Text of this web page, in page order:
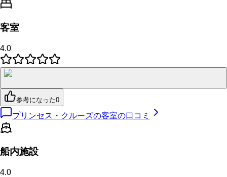
客室
4.0
参考になった0
プリンセス・クルーズの客室の口コミ
船内施設
4.0